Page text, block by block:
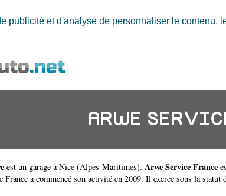
publicité et d'analyse de personnaliser le contenu,
ARWE
est un garage à Nice (Alpes-Maritimes). Arwe Service France
a commencé son activité en 2009. Il exerce sous la